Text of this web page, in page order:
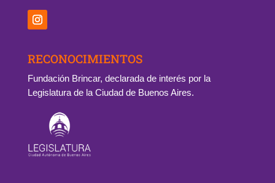
RECONOCIMIENTOS
Fundación Brincar, declarada de interés por la
Legislatura de la Ciudad de Buenos Aires.